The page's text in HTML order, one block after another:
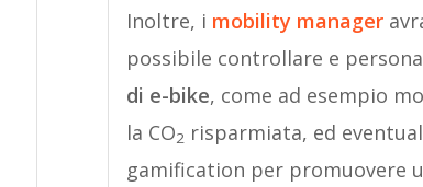
Inoltre, i mobility manager
possibile controllare e
di e-bike, come ad esempio
la CO2 risparmiata, ed
gamification per promuovere